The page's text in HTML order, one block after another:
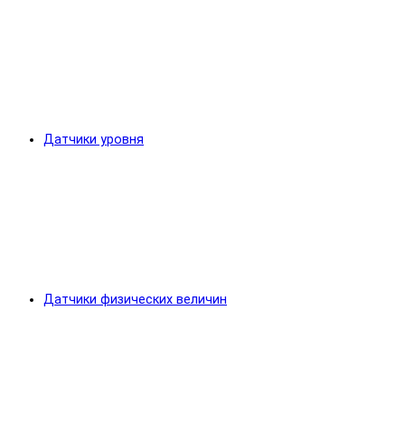
Датчики уровня
Датчики физических величин